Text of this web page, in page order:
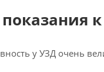
у УЗД очень